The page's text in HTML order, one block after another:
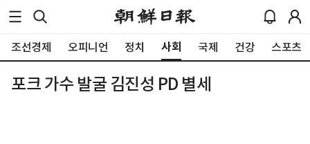
조선경제 오피니언 정치 사회 국제 건강 스포츠
포크 가수 발굴 김진성 PD 별세